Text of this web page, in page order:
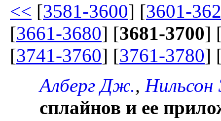
<< [3581-3600] [3601-
[3661-3680] [3681-3700]
[3741-3760] [3761-3780]
Алберг Дж., Нильсон
сплайнов и ее